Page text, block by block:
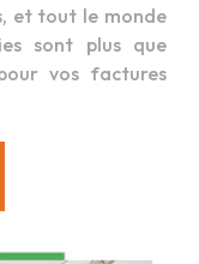
et tout le monde
sont plus que
vos factures